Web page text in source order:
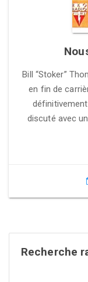
Bill “Stoker”
en fin de
discuté avec
Recherche